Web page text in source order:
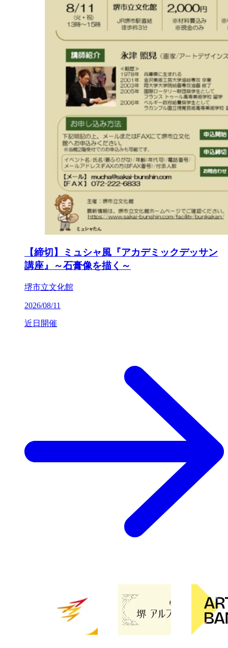
【締切】ミュシャ風『アカデミックデッサン
講座』～石膏像を描く～
堺市立文化館
2026/08/11
近日開催